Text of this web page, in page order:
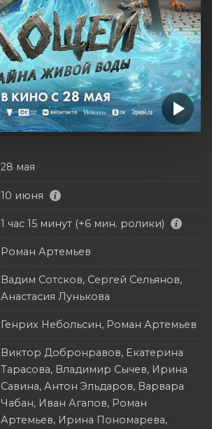
28 мая
10 июня
1 час 15 минут (+6 мин. ролики)
Роман Артемьев
Вадим Сотсков, Сергей Сельянов,
Анастасия Лунькова
Генрих Небольсин, Роман Артемьев
Виктор Добронравов, Екатерина
Тарасова, Владимир Сычев, Ирина
Савина, Антон Эльдаров, Варвара
Чабан, Иван Агапов, Роман
Артемьев, Ирина Пономарева,